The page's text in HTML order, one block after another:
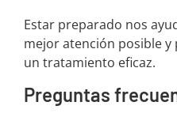
Estar preparado nos
mejor atención posible
un tratamiento eficaz.
Preguntas